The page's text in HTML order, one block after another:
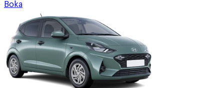
Boka